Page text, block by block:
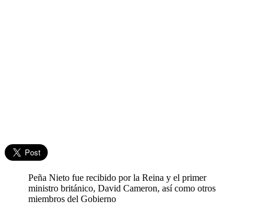
Peña Nieto fue recibido por la Reina y el primer
ministro británico, David Cameron, así como otros
miembros del Gobierno